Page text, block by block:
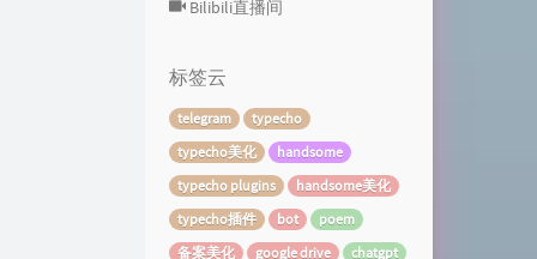
Bilibili直播间
标签云
telegram
typecho
typecho美化
handsome
typecho plugins
handsome美化
typecho插件
bot
poem
备案美化
google drive chatgpt